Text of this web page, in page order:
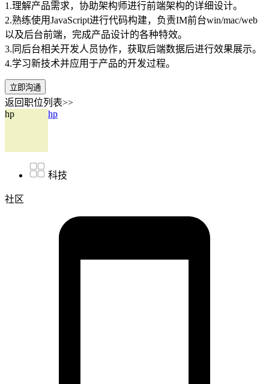
1.理解产品需求，协助架构师进行前端架构的详细设计。
2.熟练使用JavaScript进行代码构建，负责IM前台win/mac/web
以及后台前端，完成产品设计的各种特效。
3.同后台相关开发人员协作，获取后端数据后进行效果展示。
4.学习新技术并应用于产品的开发过程。
立即沟通
返回职位列表>>
hp
hp
科技
社区